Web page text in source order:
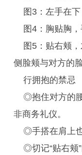
图3：左手在下
图4：胸贴胸，
图5：贴右颊
侧脸颊与对方的
行拥抱的禁忌
◎抱住对方的
非商务礼仪。
◎手搭在肩上
◎切记“贴右颊